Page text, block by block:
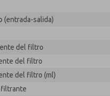
(entrada-salida)
del filtro
del filtro
del filtro (ml)
filtrante